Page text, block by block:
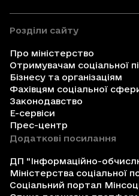
Розділи сайту
Про міністерство
Отримувачам соціальної
Бізнесу та організаціям
Фахівцям соціальної
Законодавство
Е-сервіси
Прес-центр
Додаткові посилання
ДП "Інформаційно-
Міністерства соціальної
Соціальний портал